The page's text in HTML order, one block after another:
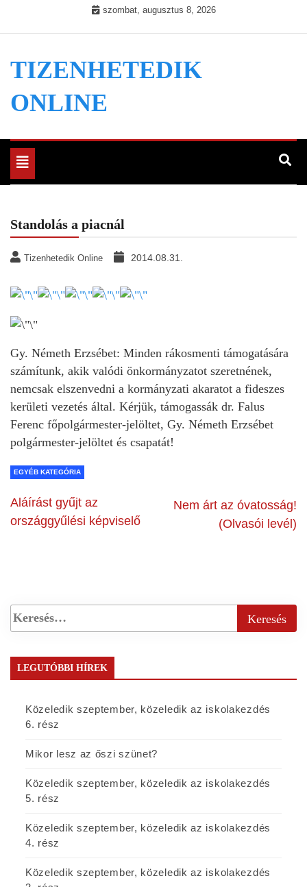
szombat, augusztus 8, 2026
TIZENHETEDIK
ONLINE
Toggle
navigation
Standolás a piacnál
Tizenhetedik Online 2014.08.31.
Gy. Németh Erzsébet: Minden rákosmenti támogatására
számítunk, akik valódi önkormányzatot szeretnének,
nemcsak elszenvedni a kormányzati akaratot a fideszes
kerületi vezetés által. Kérjük, támogassák dr. Falus
Ferenc főpolgármester-jelöltet, Gy. Németh Erzsébet
polgármester-jelöltet és csapatát!
EGYÉB KATEGÓRIA
Aláírást gyűjt az
országgyűlési képviselő
Nem árt az óvatosság!
(Olvasói levél)
LEGUTÓBBI HÍREK
Közeledik szeptember, közeledik az iskolakezdés
6. rész
Mikor lesz az őszi szünet?
Közeledik szeptember, közeledik az iskolakezdés
5. rész
Közeledik szeptember, közeledik az iskolakezdés
4. rész
Közeledik szeptember, közeledik az iskolakezdés